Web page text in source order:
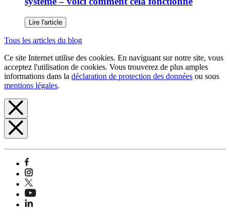
Lire l'article
Tous les articles du blog
Ce site Internet utilise des cookies. En naviguant sur notre site, vous
acceptez l'utilisation de cookies. Vous trouverez de plus amples
informations dans la déclaration de protection des données ou sous
mentions légales.